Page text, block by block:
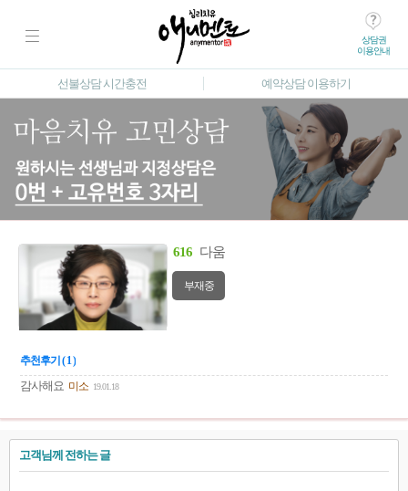
상담권
이용안내
선불상담 시간충전 예약상담 이용하기
616 다움
부재중
추천후기 ( 1 )
감사해요 미소 19.01.18
고객님께 전하는 글